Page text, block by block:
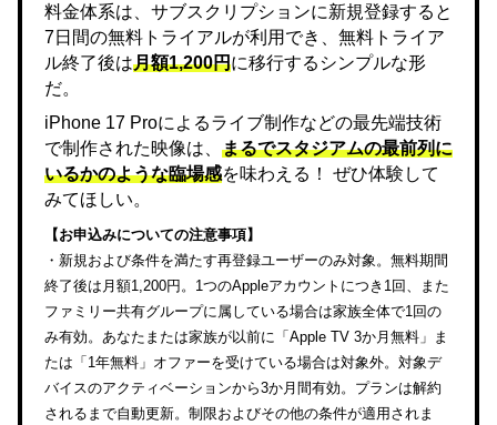
料金体系は、サブスクリプションに新規登録すると
7日間の無料トライアルが利用でき、無料トライア
ル終了後は月額1,200円に移行するシンプルな形
だ。
iPhone 17 Proによるライブ制作などの最先端技術
で制作された映像は、 まるでスタジアムの最前列に
いるかのような臨場感を味わえる！ ぜひ体験して
みてほしい。
【お申込みについての注意事項】
・新規および条件を満たす再登録ユーザーのみ対象。無料期間
終了後は月額1,200円。1つのAppleアカウントにつき1回、また
ファミリー共有グループに属している場合は家族全体で1回の
み有効。あなたまたは家族が以前に「Apple TV 3か月無料」ま
たは「1年無料」オファーを受けている場合は対象外。対象デ
バイスのアクティベーションから3か月間有効。プランは解約
されるまで自動更新。制限およびその他の条件が適用されま